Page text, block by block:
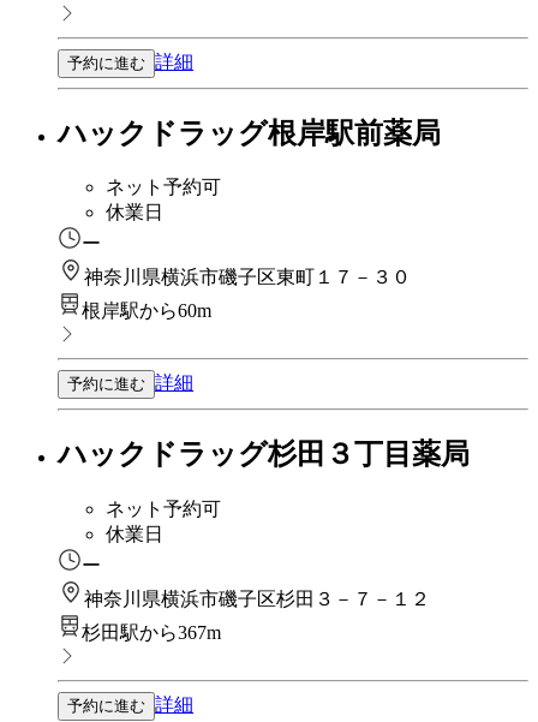
予約に進む 詳細
ハックドラッグ根岸駅前薬局
ネット予約可
休業日
ー
神奈川県横浜市磯子区東町１７－３０
根岸駅から60m
予約に進む 詳細
ハックドラッグ杉田３丁目薬局
ネット予約可
休業日
ー
神奈川県横浜市磯子区杉田３－７－１２
杉田駅から367m
予約に進む 詳細